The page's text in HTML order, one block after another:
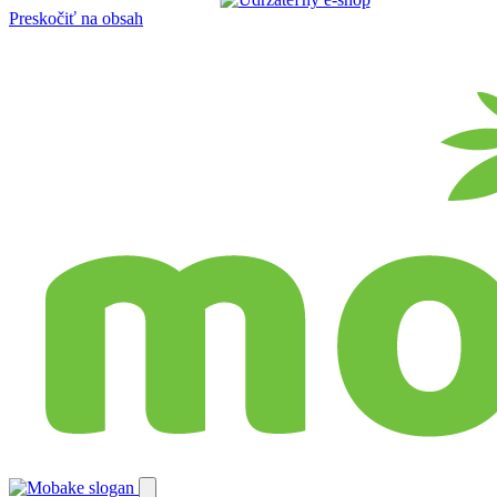
Preskočiť na obsah